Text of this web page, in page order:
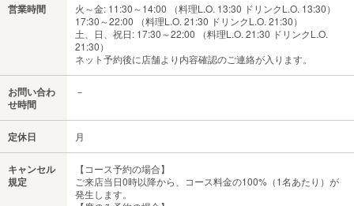
営業時間
火～金: 11:30～14:00 （料理L.O. 13:30 ドリンクL.O. 13:30）
17:30～22:00 （料理L.O. 21:30 ドリンクL.O. 21:30）
土、日、祝日: 17:30～22:00 （料理L.O. 21:30 ドリンクL.O.
21:30）
ネット予約後に店舗より内容確認のご連絡が入ります。
お問い合わ
せ時間
－
定休日 月
キャンセル
規定
【コース予約の場合】
ご来店当日0時以降から、コース料金の100%（1名あたり）が
発生します。